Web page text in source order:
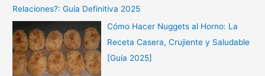
Relaciones?: Guía Definitiva 2025
Cómo Hacer Nuggets al Horno: La
Receta Casera, Crujiente y Saludable
[Guía 2025]